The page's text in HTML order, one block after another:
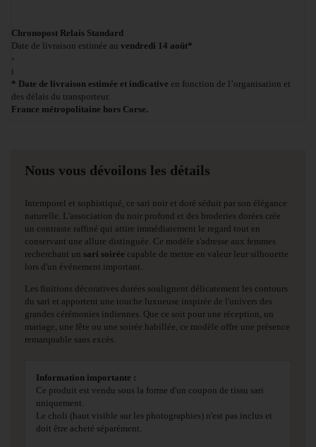
Chronopost Relais Standard
Date de livraison estimée au vendredi 14 août*
›
i
* Date de livraison estimée et indicative en fonction de l’organisation et
des délais du transporteur.
France métropolitaine hors Corse.
Nous vous dévoilons les détails
Intemporel et sophistiqué, ce sari noir et doré séduit par son élégance
naturelle. L'association du noir profond et des broderies dorées crée
un contraste raffiné qui attire immédiatement le regard tout en
conservant une allure distinguée. Ce modèle s'adresse aux femmes
recherchant un sari soirée capable de mettre en valeur leur silhouette
lors d'un événement important.
Les finitions décoratives dorées soulignent délicatement les contours
du sari et apportent une touche luxueuse inspirée de l'univers des
grandes cérémonies indiennes. Que ce soit pour une réception, un
mariage, une fête ou une soirée habillée, ce modèle offre une présence
remarquable sans excès.
Information importante :
Ce produit est vendu sous la forme d'un coupon de tissu sari
uniquement.
Le choli (haut visible sur les photographies) n'est pas inclus et
doit être acheté séparément.